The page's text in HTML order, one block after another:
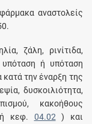
αναστολείς
ζάλη, ρινίτιδα,
ή υπόταση
κατά την έναρξη της
δυσκοιλιότητα,
κακοήθους
κεφ. 04.02 ) και